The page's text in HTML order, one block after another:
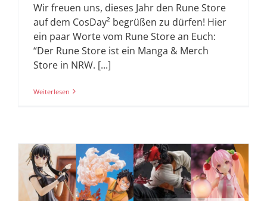
Wir freuen uns, dieses Jahr den Rune Store
auf dem CosDay² begrüßen zu dürfen! Hier
ein paar Worte vom Rune Store an Euch:
“Der Rune Store ist ein Manga & Merch
Store in NRW. [...]
Weiterlesen